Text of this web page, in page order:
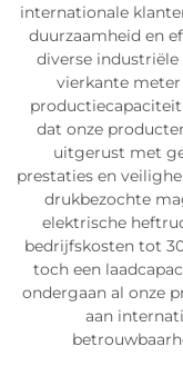
internationale
duurzaamheid en
diverse
vierkante
productiecapaciteit
dat onze
uitgerust met
prestaties en
drukbezochte
elektrische
bedrijfskosten tot
toch een
ondergaan al onze
aan